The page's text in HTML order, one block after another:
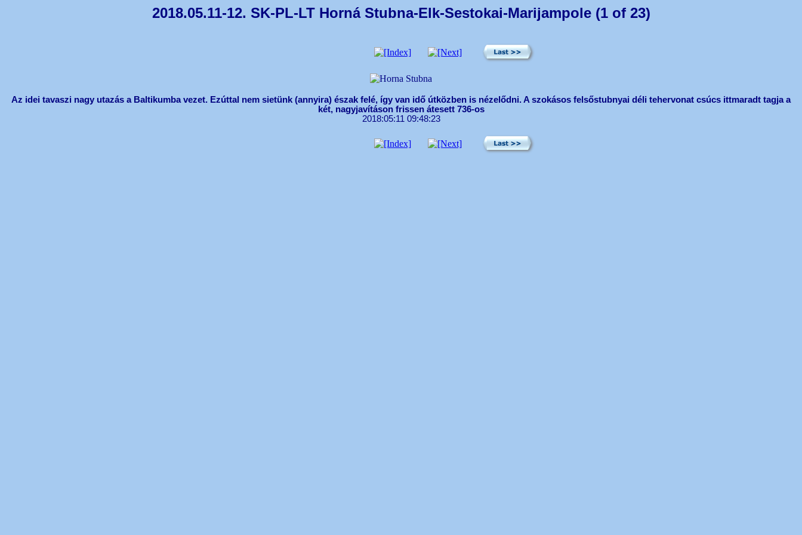
2018.05.11-12. SK-PL-LT Horná Stubna-Elk-Sestokai-Marijampole (1 of 23)
Az idei tavaszi nagy utazás a Baltikumba vezet. Ezúttal nem sietünk (annyira) észak felé, így van idő útközben is nézelődni. A szokásos felsőstubnyai déli tehervonat csúcs ittmaradt tagja a
két, nagyjavításon frissen átesett 736-os
2018:05:11 09:48:23